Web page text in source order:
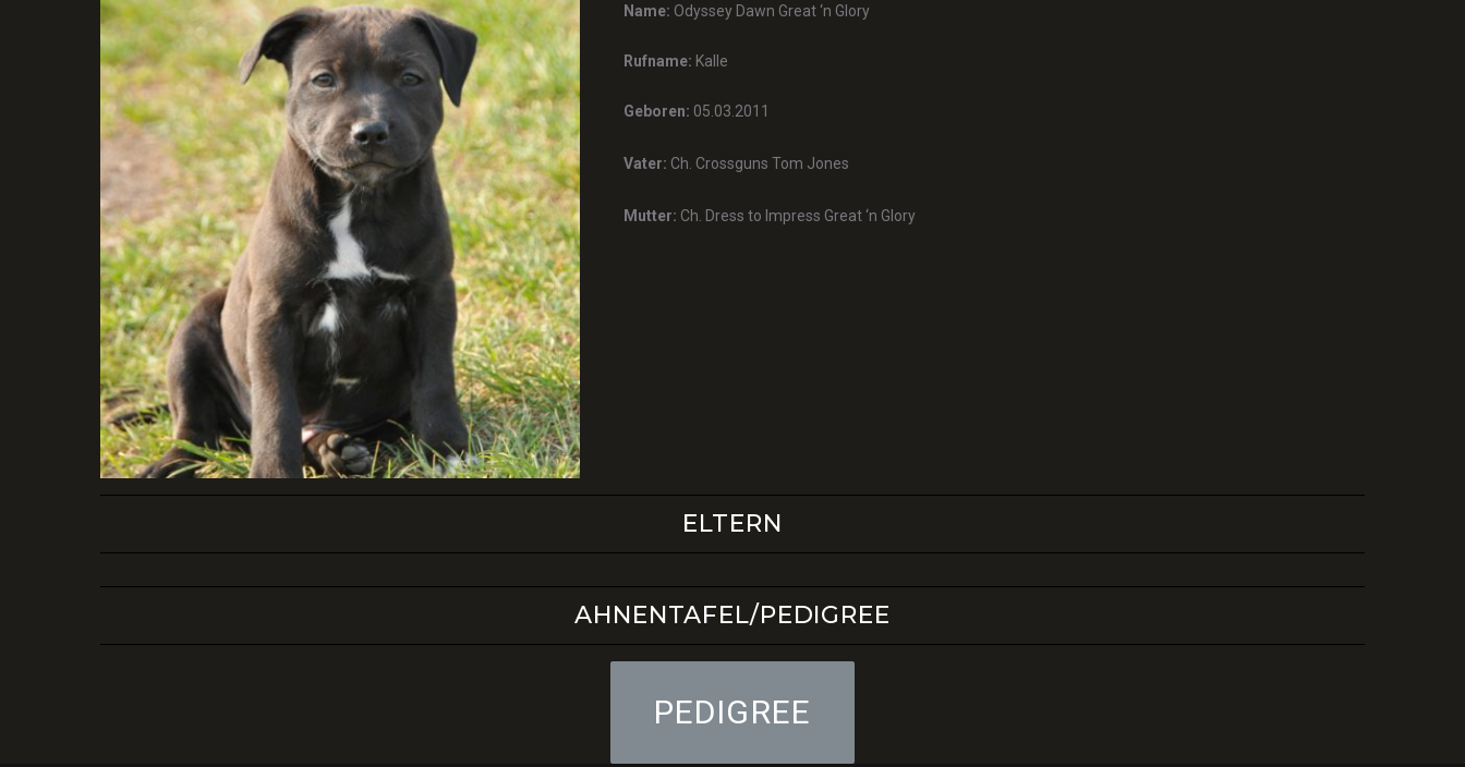
Name: Odyssey Dawn Great ‘n Glory
Rufname: Kalle
Geboren: 05.03.2011
Vater: Ch. Crossguns Tom Jones
Mutter: Ch. Dress to Impress Great ‘n Glory
ELTERN
AHNENTAFEL/PEDIGREE
PEDIGREE